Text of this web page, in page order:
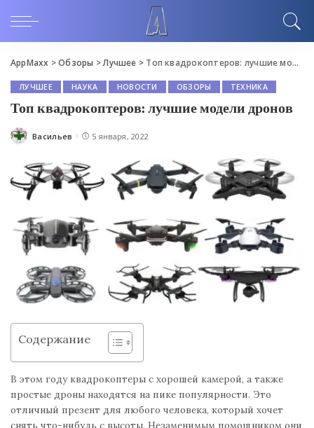
AppMaxx >Обзоры >Лучшее > Топ квадрокоптеров: лучшие модели дронов
ЛУЧШЕЕ НАУКА НОВОСТИ ОБЗОРЫ ТЕХНИКА
Топ квадрокоптеров: лучшие модели дронов
Posted
Васильев 5 января, 2022
Содержание
В этом году квадрокоптеры с хорошей камерой, а также
простые дроны находятся на пике популярности. Это
отличный презент для любого человека, который хочет